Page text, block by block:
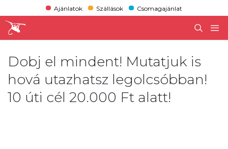
Ajánlatok Szállások Csomagajánlat
Dobj el mindent! Mutatjuk is
hová utazhatsz legolcsóbban!
10 úti cél 20.000 Ft alatt!